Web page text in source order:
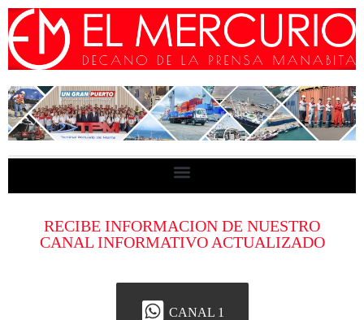
RECIBE INFORMACION DE NUESTRO
CANAL INFORMATIVO ACTUALIZADO
CANAL 1